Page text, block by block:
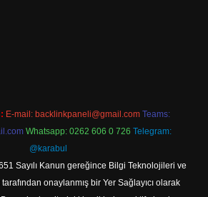
E-mail: backlinkpaneli@gmail.com Teams:
Whatsapp: 0262 606 0 726 Telegram:
@karabul
Sayılı Kanun gereğince Bilgi Teknolojileri ve
onaylanmış bir Yer Sağlayıcı olarak